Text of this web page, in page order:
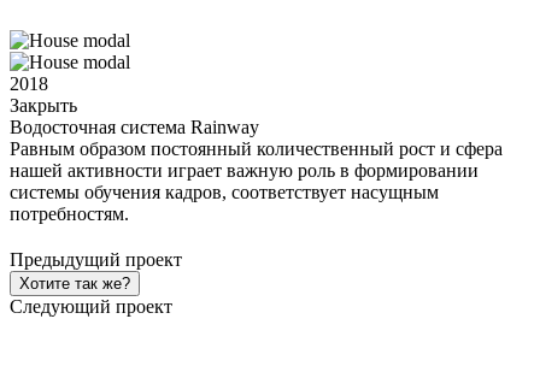
2018
Закрыть
Водосточная система Rainway
Равным образом постоянный количественный рост и сфера
нашей активности играет важную роль в формировании
системы обучения кадров, соответствует насущным
потребностям.
Предыдущий проект
Хотите так же?
Следующий проект